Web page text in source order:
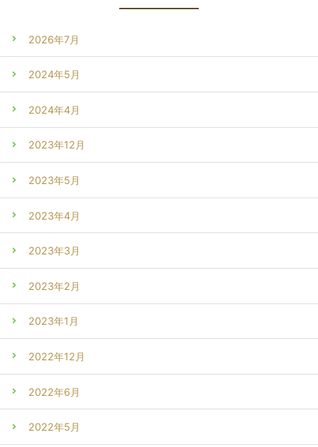
2026年7月
2024年5月
2024年4月
2023年12月
2023年5月
2023年4月
2023年3月
2023年2月
2023年1月
2022年12月
2022年6月
2022年5月